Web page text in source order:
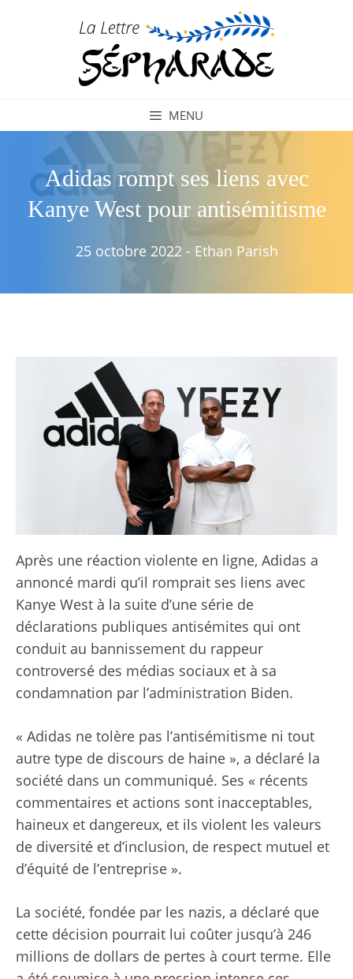
MENU
Adidas rompt ses liens avec
Kanye West pour antisémitisme
25 octobre 2022 - Ethan Parish
Après une réaction violente en ligne, Adidas a
annoncé mardi qu’il romprait ses liens avec
Kanye West à la suite d’une série de
déclarations publiques antisémites qui ont
conduit au bannissement du rappeur
controversé des médias sociaux et à sa
condamnation par l’administration Biden.
« Adidas ne tolère pas l’antisémitisme ni tout
autre type de discours de haine », a déclaré la
société dans un communiqué. Ses « récents
commentaires et actions sont inacceptables,
haineux et dangereux, et ils violent les valeurs
de diversité et d’inclusion, de respect mutuel et
d’équité de l’entreprise ».
La société, fondée par les nazis, a déclaré que
cette décision pourrait lui coûter jusqu’à 246
millions de dollars de pertes à court terme. Elle